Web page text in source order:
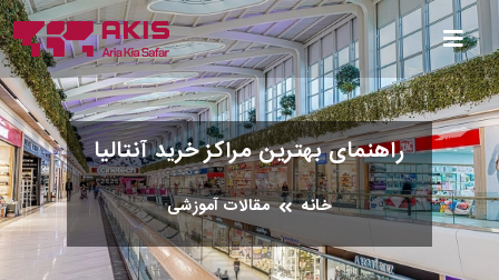
راهنمای بهترین مراکز خرید آنتالیا
خانه مقالات آموزشی